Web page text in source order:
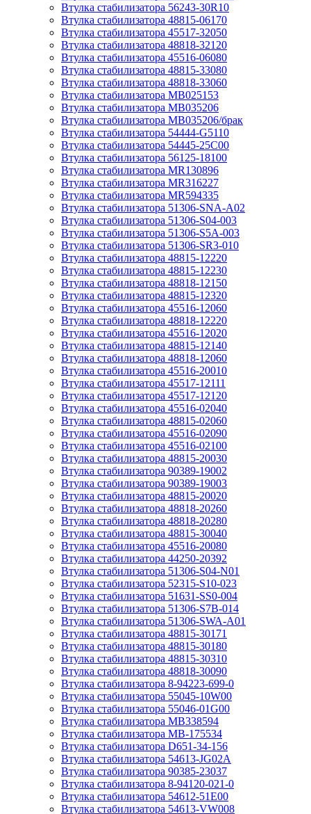
Втулка стабилизатора 56243-30R10
Втулка стабилизатора 48815-06170
Втулка стабилизатора 45517-32050
Втулка стабилизатора 48818-32120
Втулка стабилизатора 45516-06080
Втулка стабилизатора 48815-33080
Втулка стабилизатора 48818-33060
Втулка стабилизатора MB025153
Втулка стабилизатора MB035206
Втулка стабилизатора MB035206/брак
Втулка стабилизатора 54444-G5110
Втулка стабилизатора 54445-25C00
Втулка стабилизатора 56125-18100
Втулка стабилизатора MR130896
Втулка стабилизатора MR316227
Втулка стабилизатора MR594335
Втулка стабилизатора 51306-SNA-A02
Втулка стабилизатора 51306-S04-003
Втулка стабилизатора 51306-S5A-003
Втулка стабилизатора 51306-SR3-010
Втулка стабилизатора 48815-12220
Втулка стабилизатора 48815-12230
Втулка стабилизатора 48818-12150
Втулка стабилизатора 48815-12320
Втулка стабилизатора 45516-12060
Втулка стабилизатора 48818-12220
Втулка стабилизатора 45516-12020
Втулка стабилизатора 48815-12140
Втулка стабилизатора 48818-12060
Втулка стабилизатора 45516-20010
Втулка стабилизатора 45517-12111
Втулка стабилизатора 45517-12120
Втулка стабилизатора 45516-02040
Втулка стабилизатора 48815-02060
Втулка стабилизатора 45516-02090
Втулка стабилизатора 45516-02100
Втулка стабилизатора 48815-20030
Втулка стабилизатора 90389-19002
Втулка стабилизатора 90389-19003
Втулка стабилизатора 48815-20020
Втулка стабилизатора 48818-20260
Втулка стабилизатора 48818-20280
Втулка стабилизатора 48815-30040
Втулка стабилизатора 45516-20080
Втулка стабилизатора 44250-20392
Втулка стабилизатора 51306-S04-N01
Втулка стабилизатора 52315-S10-023
Втулка стабилизатора 51631-SS0-004
Втулка стабилизатора 51306-S7B-014
Втулка стабилизатора 51306-SWA-A01
Втулка стабилизатора 48815-30171
Втулка стабилизатора 48815-30180
Втулка стабилизатора 48815-30310
Втулка стабилизатора 48818-30090
Втулка стабилизатора 8-94223-699-0
Втулка стабилизатора 55045-10W00
Втулка стабилизатора 55046-01G00
Втулка стабилизатора MB338594
Втулка стабилизатора MB-175534
Втулка стабилизатора D651-34-156
Втулка стабилизатора 54613-JG02A
Втулка стабилизатора 90385-23037
Втулка стабилизатора 8-94120-021-0
Втулка стабилизатора 54612-51E00
Втулка стабилизатора 54613-VW008